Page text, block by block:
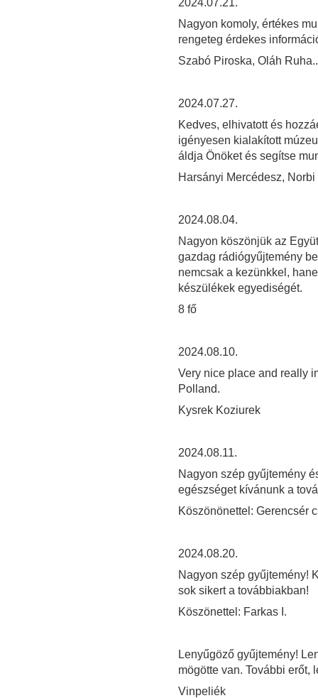
2024.07.21.
Nagyon komoly, értékes
rengeteg érdekes
Szabó Piroska, Oláh
2024.07.27.
Kedves, elhivatott és
igényesen kialakított
áldja Önöket és segítse
Harsányi Mercédesz, Norbi
2024.08.04.
Nagyon köszönjük az
gazdag rádiógyűjtemény
nemcsak a kezünkkel,
készülékek egyediségét.
8 fő
2024.08.10.
Very nice place and really
Polland.
Kysrek Koziurek
2024.08.11.
Nagyon szép gyűjtemény
egészséget kívánunk a
Köszönönettel: Gerencsér
2024.08.20.
Nagyon szép gyűjtemény!
sok sikert a továbbiakban!
Köszönettel: Farkas I.
Lenyűgöző gyűjtemény!
mögötte van. További erőt,
Vinpeliék